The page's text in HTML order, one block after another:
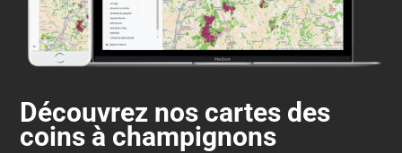
Découvrez nos cartes des
coins à champignons